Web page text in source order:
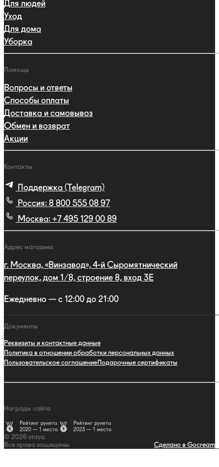
Для людей
Уход
Для дома
Уборка
Помощь
Вопросы и ответы
Способы оплаты
Доставка и самовывоз
Обмен и возврат
Акции
Контакты
Поддержка (Telegram)
Россия: 8 800 555 08 97
Москва: +7 495 129 00 89
Адрес магазина
г. Москва, «Винзавод», 4-й Сыромятнический
переулок, дом 1/8, строение 8, вход 3E
Ежедневно — с 12:00 до 21:00
Документы
Реквизиты и контактные данные
Политика в отношении обработки персональных данных
Пользовательское соглашениеПодарочные сертификаты
Награды сайта
Рейтинг рунета
2020 — 1 место
Рейтинг рунета
2023 — 1 место
© 2026 staya.
Все права защищены.
Сделано в Gocream